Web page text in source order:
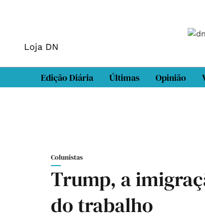
Loja DN
Edição Diária Últimas Opinião
Colunistas
Trump, a
do trabalho